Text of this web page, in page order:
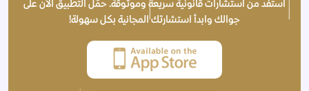
استفد من استشارات قانونية سريعة وموثوقة. حمّل التطبيق الآن على
جوالك وابدأ استشارتك المجانية بكل سهولة!